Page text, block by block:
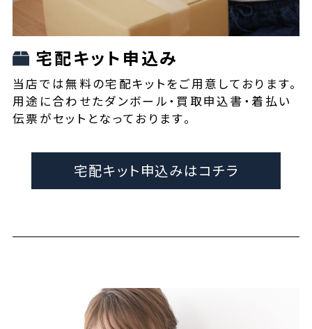
宅配キット申込み
当店では無料の宅配キットをご用意しております。
用途に合わせたダンボール・買取申込書・着払い
伝票がセットとなっております。
宅配キット申込みはコチラ